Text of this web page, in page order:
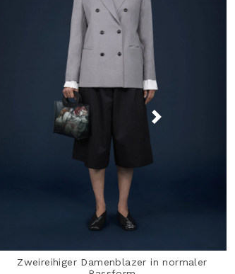
Zweireihiger Damenblazer in normaler